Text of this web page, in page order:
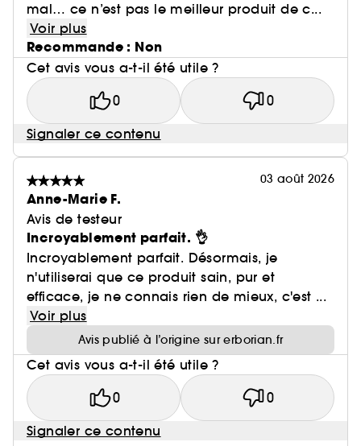
mal… ce n’est pas le meilleur produit de c...
Voir plus
Recommande : Non
Cet avis vous a-t-il été utile ?
0 0
Signaler ce contenu
03 août 2026
Anne-Marie F.
Avis de testeur
Incroyablement parfait. 👌
Incroyablement parfait. Désormais, je
n'utiliserai que ce produit sain, pur et
efficace, je ne connais rien de mieux, c'est ...
Voir plus
Avis publié à l’origine sur erborian.fr
Cet avis vous a-t-il été utile ?
0 0
Signaler ce contenu